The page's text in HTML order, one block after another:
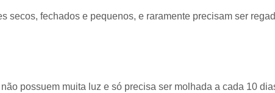
secos, fechados e pequenos, e raramente precisam ser
não possuem muita luz e só precisa ser molhada a cada 10